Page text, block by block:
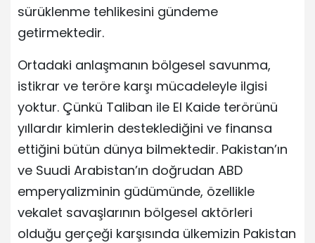
sürüklenme tehlikesini gündeme
getirmektedir.
Ortadaki anlaşmanın bölgesel savunma,
istikrar ve teröre karşı mücadeleyle ilgisi
yoktur. Çünkü Taliban ile El Kaide terörünü
yıllardır kimlerin desteklediğini ve finansa
ettiğini bütün dünya bilmektedir. Pakistan’ın
ve Suudi Arabistan’ın doğrudan ABD
emperyalizminin güdümünde, özellikle
vekalet savaşlarının bölgesel aktörleri
olduğu gerçeği karşısında ülkemizin Pakistan